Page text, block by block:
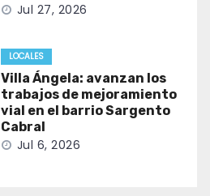
Jul 27, 2026
LOCALES
Villa Ángela: avanzan los
trabajos de mejoramiento
vial en el barrio Sargento
Cabral
Jul 6, 2026